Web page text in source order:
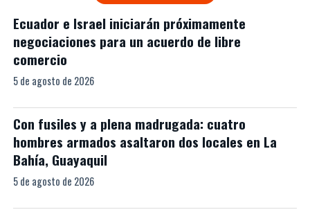
Ecuador e Israel iniciarán próximamente
negociaciones para un acuerdo de libre
comercio
5 de agosto de 2026
Con fusiles y a plena madrugada: cuatro
hombres armados asaltaron dos locales en La
Bahía, Guayaquil
5 de agosto de 2026